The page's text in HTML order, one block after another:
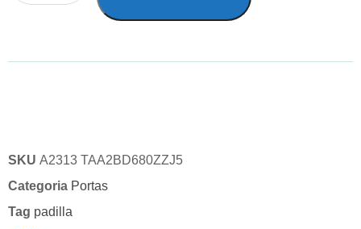
SKU A2313 TAA2BD680ZZJ5
Categoria Portas
Tag padilla